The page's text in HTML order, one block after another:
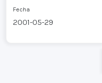
Fecha
2001-05-29